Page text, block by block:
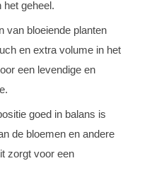
het geheel.
van bloeiende planten
en extra volume in het
een levendige en
goed in balans is
de bloemen en andere
zorgt voor een